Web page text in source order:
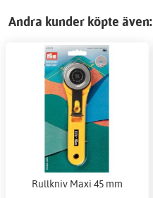
Andra kunder köpte även:
Rullkniv Maxi 45 mm